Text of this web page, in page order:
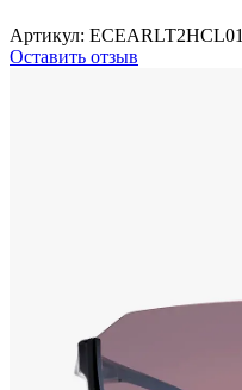
Артикул: ECEARLT2HCL01
Оставить отзыв